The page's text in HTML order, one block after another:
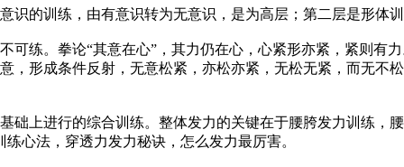
训练，由有意识转为无意识，是为高层；第二层是形体
。拳论“其意在心”，其力仍在心，心紧形亦紧，紧则有
，形成条件反射，无意松紧，亦松亦紧，无松无紧，而无不
进行的综合训练。整体发力的关键在于腰胯发力训练，
心法，穿透力发力秘诀，怎么发力最厉害。